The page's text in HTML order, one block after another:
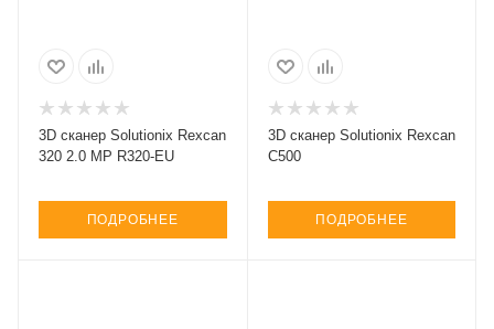
3D сканер Solutionix Rexcan
320 2.0 MP R320-EU
ПОДРОБНЕЕ
3D сканер Solutionix Rexcan
C500
ПОДРОБНЕЕ